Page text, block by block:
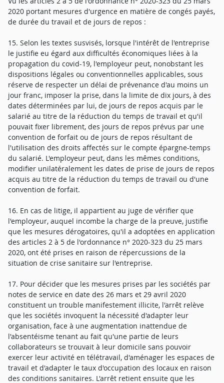
2020 portant mesures d'urgence en matière de congés payés,
de durée du travail et de jours de repos :
15. Selon les textes susvisés, lorsque l'intérêt de l'entreprise
le justifie eu égard aux difficultés économiques liées à la
propagation du covid-19, l'employeur peut, nonobstant les
dispositions légales ou conventionnelles applicables, sous
réserve de respecter un délai de prévenance d'au moins un
jour franc, imposer la prise, dans la limite de dix jours, à des
dates déterminées par lui, de jours de repos acquis par le
salarié au titre de la réduction du temps de travail et qu'il
pouvait fixer librement, des jours de repos prévus par une
convention de forfait ou de jours de repos résultant de
l'utilisation des droits affectés sur le compte épargne-temps
du salarié. L'employeur peut, dans les mêmes conditions,
modifier unilatéralement les dates de prise de jours de repos
acquis au titre de la réduction du temps de travail ou d'une
convention de forfait.
16. En cas de litige, il appartient au juge de vérifier que
l'employeur, auquel incombe la charge de la preuve, justifie
que les mesures dérogatoires, qu'il a adoptées en application
des articles 2 à 5 de l'ordonnance n° 2020-323 du 25 mars
2020, ont été prises en raison de répercussions de la
situation de crise sanitaire sur l'entreprise.
17. Pour décider que les mesures prises par les sociétés par
notes de service en date des 26 mars et 29 avril 2020
constituent un trouble manifestement illicite, l'arrêt relève
que les sociétés invoquent la nécessité d'adapter leur
organisation, face à une augmentation inattendue de
l'absentéisme tenant au fait qu'une partie de leurs
collaborateurs se trouvait à leur domicile sans pouvoir
exercer leur activité en télétravail, d'aménager les espaces de
travail et d'adapter le taux d'occupation des locaux en raison
des conditions sanitaires. L'arrêt retient ensuite que les